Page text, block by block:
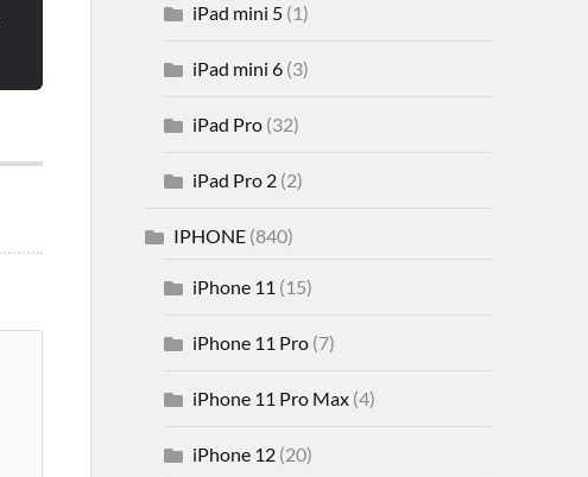
iPad mini 5(1)
iPad mini 6(3)
iPad Pro(32)
iPad Pro 2(2)
IPHONE(840)
iPhone 11 (15)
iPhone 11 Pro(7)
iPhone 11 Pro Max(4)
iPhone 12(20)